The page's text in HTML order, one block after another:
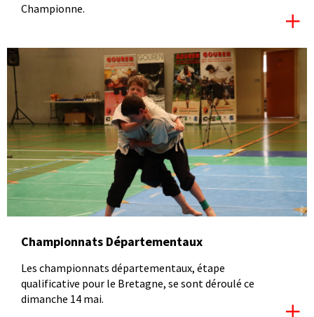
Championne.
Championnats Départementaux
Les championnats départementaux, étape
qualificative pour le Bretagne, se sont déroulé ce
dimanche 14 mai.